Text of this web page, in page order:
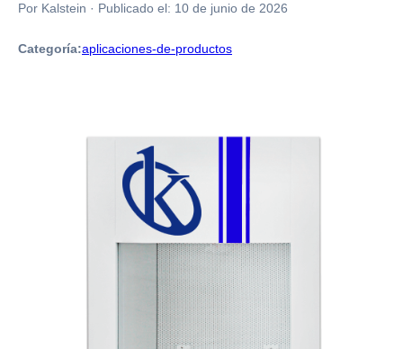
Por Kalstein · Publicado el: 10 de junio de 2026
Categoría:aplicaciones-de-productos